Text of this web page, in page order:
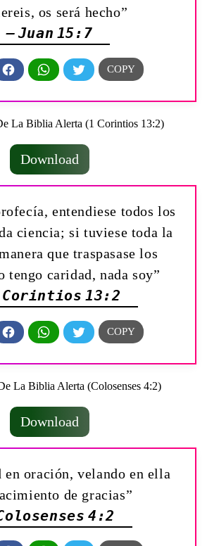
os será hecho”
— Juan 15:7
Download
entendiese todos los
ciencia; si tuviese toda la
que traspasase los
tengo caridad, nada soy”
Corintios 13:2
Download
en oración, velando en ella
de gracias”
4:2